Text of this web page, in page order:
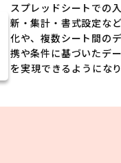
スプレッドシートでの
新・集計・書式設定な
化や、複数シート間の
携や条件に基づいたデ
を実現できるようにな